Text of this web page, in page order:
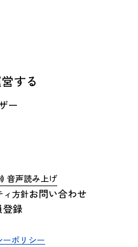
音声読み上げ
登録
お問い合わせ
ィ方針
する
ー
ーポリシー